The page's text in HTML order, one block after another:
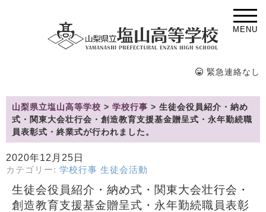
MENU
緊急連絡なし
山梨県立塩山高等学校 > 学校行事 > 生徒会役員紹介・納め
式・関東大会壮行会・創造教育支援基金贈呈式・永年勤続職
員表彰式・終業式が行われました。
2020年12月25日
カテゴリー: 学校行事 生徒会活動
生徒会役員紹介・納め式・関東大会壮行会・
創造教育支援基金贈呈式・永年勤続職員表彰